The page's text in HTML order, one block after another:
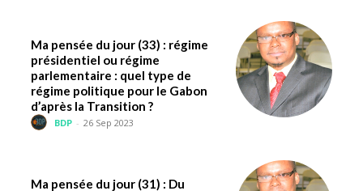
Ma pensée du jour (33) : régime
présidentiel ou régime
parlementaire : quel type de
régime politique pour le Gabon
d’après la Transition ?
BDP - 26 Sep 2023
Ma pensée du jour (31) : Du